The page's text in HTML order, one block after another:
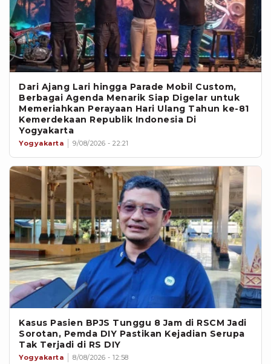
Dari Ajang Lari hingga Parade Mobil Custom,
Berbagai Agenda Menarik Siap Digelar untuk
Memeriahkan Perayaan Hari Ulang Tahun ke-81
Kemerdekaan Republik Indonesia Di
Yogyakarta
Yogyakarta 9/08/2026 - 22:21
Kasus Pasien BPJS Tunggu 8 Jam di RSCM Jadi
Sorotan, Pemda DIY Pastikan Kejadian Serupa
Tak Terjadi di RS DIY
Yogyakarta 8/08/2026 - 12:58